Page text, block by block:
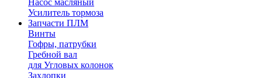
Насос масляный
Усилитель тормоза
Запчасти ПЛМ
Винты
Гофры, патрубки
Гребной вал
для Угловых колонок
Захлопки